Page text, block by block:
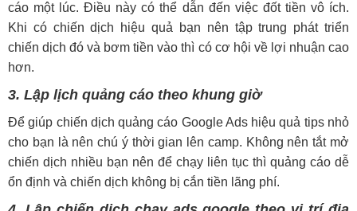
cáo một lúc. Điều này có thể dẫn đến việc đốt tiền vô ích.
Khi có chiến dịch hiệu quả bạn nên tập trung phát triển
chiến dịch đó và bơm tiền vào thì có cơ hội về lợi nhuận cao
hơn.
3. Lập lịch quảng cáo theo khung giờ
Để giúp chiến dịch quảng cáo Google Ads hiệu quả tips nhỏ
cho bạn là nên chú ý thời gian lên camp. Không nên tắt mở
chiến dịch nhiều bạn nên để chạy liên tục thì quảng cáo dễ
ổn định và chiến dịch không bị cắn tiền lãng phí.